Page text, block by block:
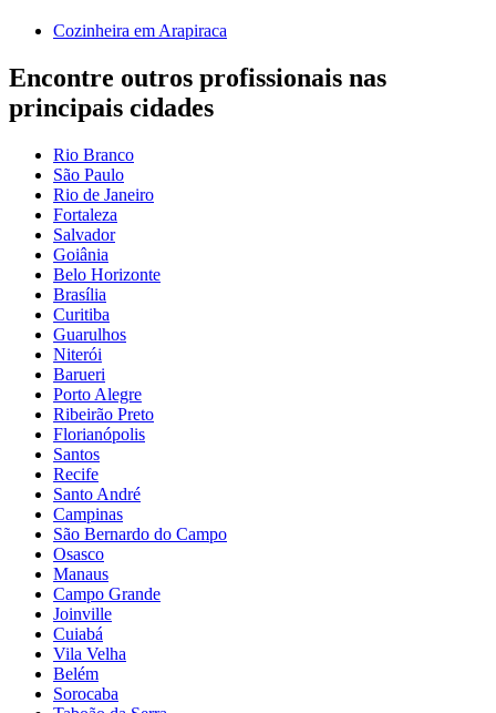
Cozinheira em Arapiraca
Encontre outros profissionais nas
principais cidades
Rio Branco
São Paulo
Rio de Janeiro
Fortaleza
Salvador
Goiânia
Belo Horizonte
Brasília
Curitiba
Guarulhos
Niterói
Barueri
Porto Alegre
Ribeirão Preto
Florianópolis
Santos
Recife
Santo André
Campinas
São Bernardo do Campo
Osasco
Manaus
Campo Grande
Joinville
Cuiabá
Vila Velha
Belém
Sorocaba